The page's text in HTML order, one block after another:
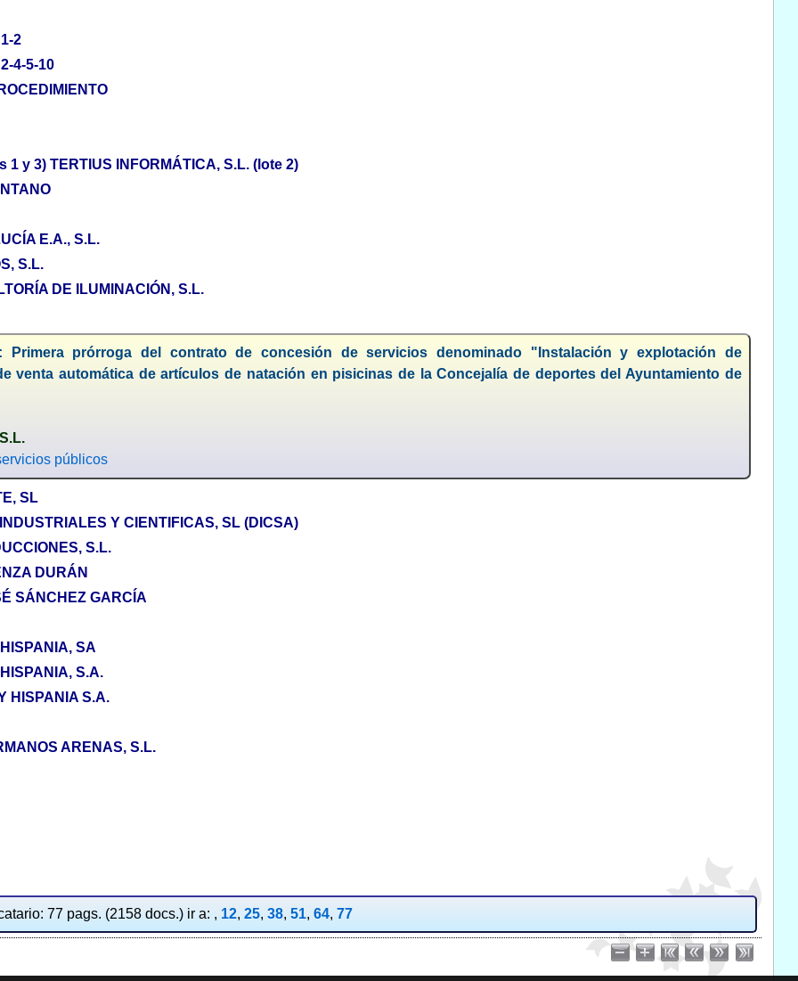
2
4-5-10
1 y 3) TERTIUS INFORMÁTICA, S.L. (lote 2)
E.A., S.L.
S.L.
DE ILUMINACIÓN, S.L.
Primera prórroga del contrato de concesión de servicios denominado "Instalación y explotación de
venta automática de artículos de natación en pisicinas de la Concejalía de deportes del Ayuntamiento de
públicos
SL
Y CIENTIFICAS, SL (DICSA)
S.L.
DURÁN
SÁNCHEZ GARCÍA
SA
S.A.
HISPANIA S.A.
ARENAS, S.L.
77 pags. (2158 docs.) ir a: , 12, 25, 38, 51, 64, 77